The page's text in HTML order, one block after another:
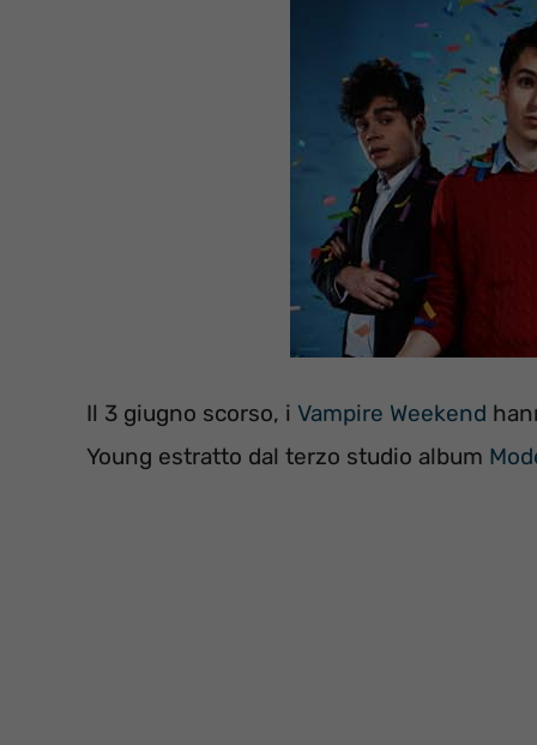
Il 3 giugno scorso, i Vampire Weekend
Young estratto dal terzo studio album